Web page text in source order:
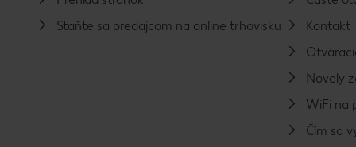
Staňte sa predajcom na online trhovisku
Kontakt
Novely
WiFi na
Čím sa